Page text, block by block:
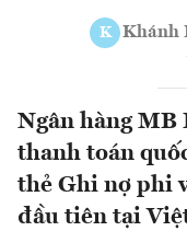
K Khánh
Ngân hàng MB
thanh toán
thẻ Ghi nợ phi
đầu tiên tại